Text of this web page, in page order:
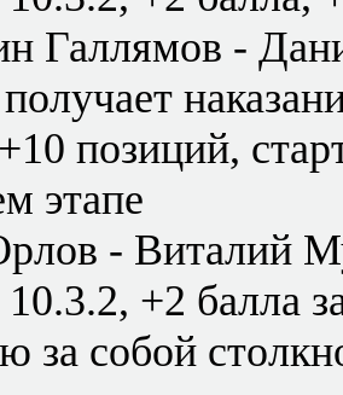
Галлямов -
позиций,
этапе
- Виталий
10.3.2, +2 балла
за собой